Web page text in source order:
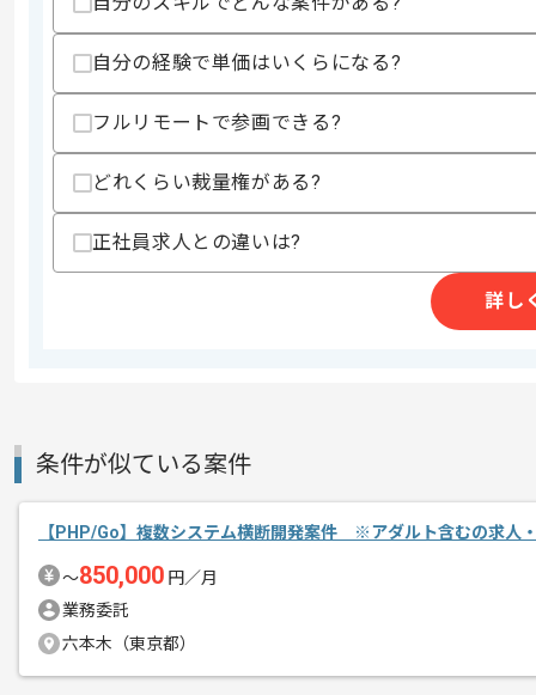
-Laravel(PHP)開発経験(4年以上)と他
・開発リーダー経験
・外部開発会社への依頼とディレクショ
歓迎スキル
・3件以上の開発リーダー経験
・Vue.js開発経験
上記に似た経験やスキルをお持ちであれば申
商談回数
1回
自分の経験で単価はいくらになる?
フルリモートで参画できる?
どれくらい裁量権がある?
正社員求人との違いは?
詳し
条件が似ている案件
【PHP/Go】複数システム横断開発案件 ※アダルト含むの求人
〜850,000 円／月
業務委託
六本木（東京都）